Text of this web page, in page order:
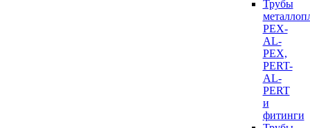
Трубы
PEX-
AL-
PEX,
PERT-
AL-
PERT
и
фитинги